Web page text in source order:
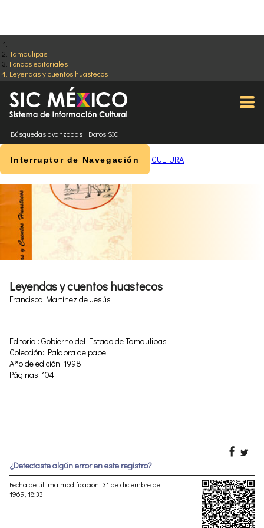
Tamaulipas
Fondos editoriales
Leyendas y cuentos huastecos
Búsquedas avanzadas Datos SIC
Interruptor de Navegación CULTURA
Leyendas y cuentos huastecos
Francisco Martínez de Jesús
Editorial: Gobierno del Estado de Tamaulipas
Colección: Palabra de papel
Año de edición: 1998
Páginas: 104
¿Detectaste algún error en este registro?
Fecha de última modificación: 31 de diciembre del
1969, 18:33